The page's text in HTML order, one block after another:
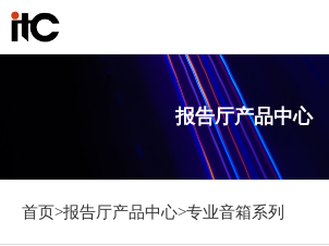
报告厅产品中心
首页>报告厅产品中心>专业音箱系列